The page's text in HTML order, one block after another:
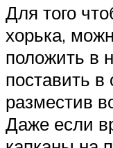
Для того
хорька,
положить в
поставить в
разместив
Даже если